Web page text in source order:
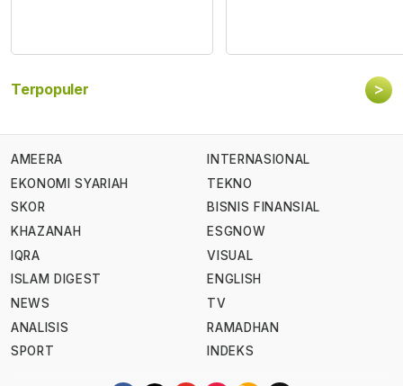
Terpopuler >
AMEERA
EKONOMI SYARIAH
SKOR
KHAZANAH
IQRA
ISLAM DIGEST
NEWS
ANALISIS
SPORT
INTERNASIONAL
TEKNO
BISNIS FINANSIAL
ESGNOW
VISUAL
ENGLISH
TV
RAMADHAN
INDEKS